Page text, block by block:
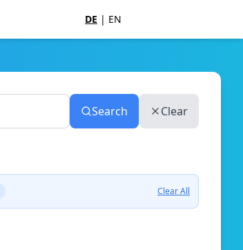
DE | EN
Search Clear
Clear All